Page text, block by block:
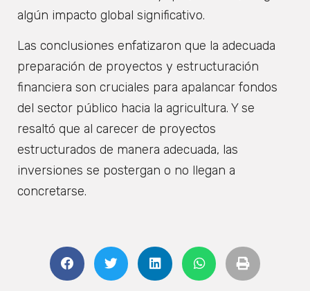
algún impacto global significativo.
Las conclusiones enfatizaron que la adecuada
preparación de proyectos y estructuración
financiera son cruciales para apalancar fondos
del sector público hacia la agricultura. Y se
resaltó que al carecer de proyectos
estructurados de manera adecuada, las
inversiones se postergan o no llegan a
concretarse.